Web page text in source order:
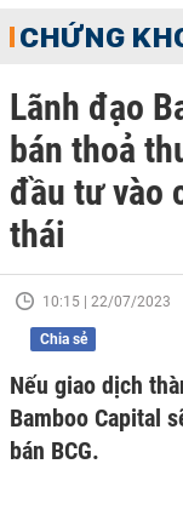
CHỨNG
Lãnh đạo
bán thoả
đầu tư vào
thái
10:15 | 22/07/2023
Chia sẻ
Nếu giao dịch
Bamboo Capital
bán BCG.